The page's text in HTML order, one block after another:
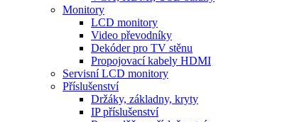
Monitory
LCD monitory
Video převodníky
Dekóder pro TV stěnu
Propojovací kabely HDMI
Servisní LCD monitory
Příslušenství
Držáky, základny, kryty
IP příslušenství